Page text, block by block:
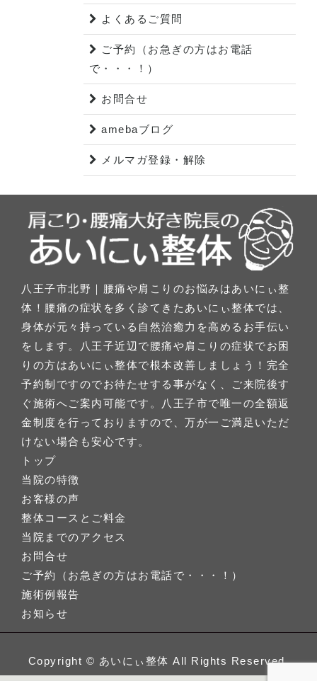
よくあるご質問
ご予約（お急ぎの方はお電話
で・・・！）
お問合せ
amebaブログ
メルマガ登録・解除
八王子市北野｜腰痛や肩こりのお悩みはあいにぃ整
体！腰痛の症状を多く診てきたあいにぃ整体では、
身体が元々持っている自然治癒力を高めるお手伝い
をします。八王子近辺で腰痛や肩こりの症状でお困
りの方はあいにぃ整体で根本改善しましょう！完全
予約制ですのでお待たせする事がなく、ご来院後す
ぐ施術へご案内可能です。八王子市で唯一の全額返
金制度を行っておりますので、万が一ご満足いただ
けない場合も安心です。
トップ
当院の特徴
お客様の声
整体コースとご料金
当院までのアクセス
お問合せ
ご予約（お急ぎの方はお電話で・・・！）
施術例報告
お知らせ
Copyright © あいにぃ整体 All Rights Reserved.